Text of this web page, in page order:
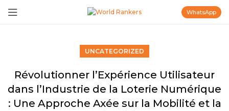
WhatsApp
UNCATEGORIZED
Révolutionner l’Expérience Utilisateur
dans l’Industrie de la Loterie Numérique
: Une Approche Axée sur la Mobilité et la